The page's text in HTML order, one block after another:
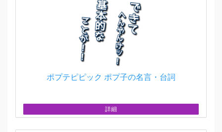
ポプテピピック ポプ子の名言・台詞
詳細